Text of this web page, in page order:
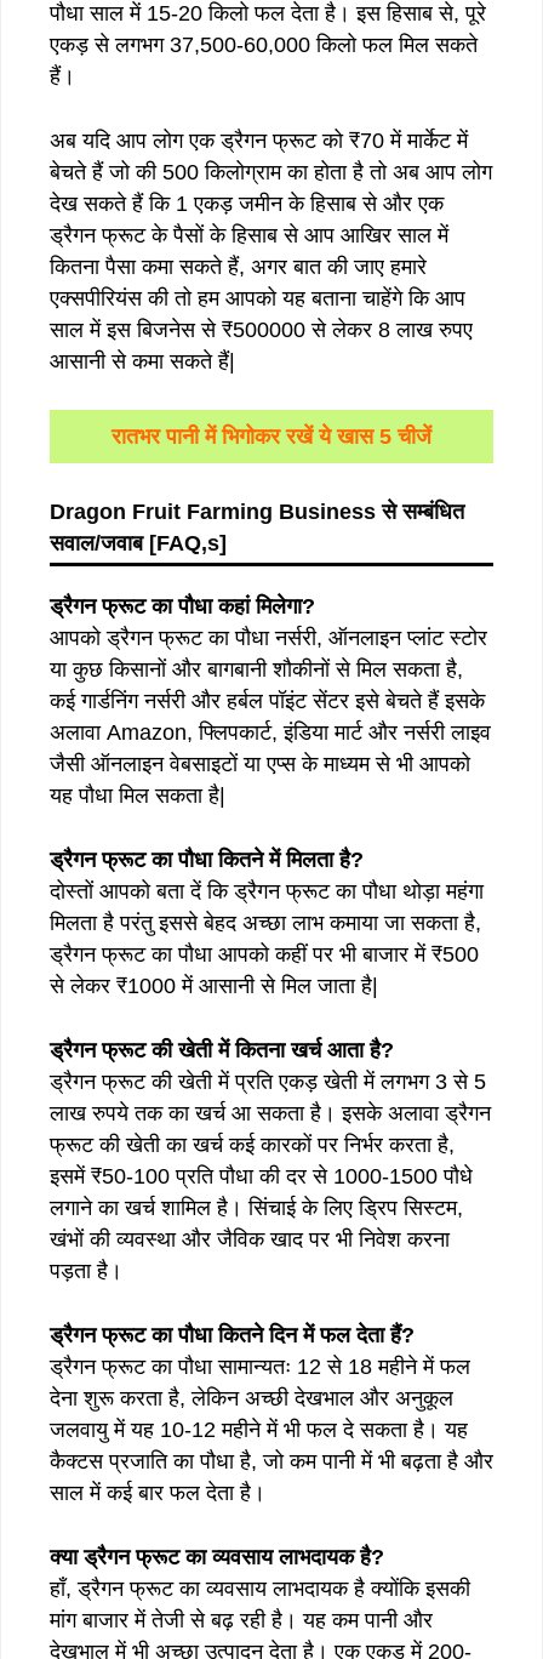
पौधा साल में 15-20 किलो फल देता है। इस हिसाब से, पूरे
एकड़ से लगभग 37,500-60,000 किलो फल मिल सकते
हैं।
अब यदि आप लोग एक ड्रैगन फ्रूट को ₹70 में मार्केट में
बेचते हैं जो की 500 किलोग्राम का होता है तो अब आप लोग
देख सकते हैं कि 1 एकड़ जमीन के हिसाब से और एक
ड्रैगन फ्रूट के पैसों के हिसाब से आप आखिर साल में
कितना पैसा कमा सकते हैं, अगर बात की जाए हमारे
एक्सपीरियंस की तो हम आपको यह बताना चाहेंगे कि आप
साल में इस बिजनेस से ₹500000 से लेकर 8 लाख रुपए
आसानी से कमा सकते हैं|
रातभर पानी में भिगोकर रखें ये खास 5 चीजें
Dragon Fruit Farming Businessसे सम्बंधित
सवाल/जवाब [FAQ,s]
ड्रैगन फ्रूट का पौधा कहां मिलेगा?
आपको ड्रैगन फ्रूट का पौधा नर्सरी, ऑनलाइन प्लांट स्टोर
या कुछ किसानों और बागबानी शौकीनों से मिल सकता है,
कई गार्डनिंग नर्सरी और हर्बल पॉइंट सेंटर इसे बेचते हैं इसके
अलावा Amazon, फ्लिपकार्ट, इंडिया मार्ट और नर्सरी लाइव
जैसी ऑनलाइन वेबसाइटों या एप्स के माध्यम से भी आपको
यह पौधा मिल सकता है|
ड्रैगन फ्रूट का पौधा कितने में मिलता है?
दोस्तों आपको बता दें कि ड्रैगन फ्रूट का पौधा थोड़ा महंगा
मिलता है परंतु इससे बेहद अच्छा लाभ कमाया जा सकता है,
ड्रैगन फ्रूट का पौधा आपको कहीं पर भी बाजार में ₹500
से लेकर ₹1000 में आसानी से मिल जाता है|
ड्रैगन फ्रूट की खेती में कितना खर्च आता है?
ड्रैगन फ्रूट की खेती में प्रति एकड़ खेती में लगभग 3 से 5
लाख रुपये तक का खर्च आ सकता है। इसके अलावा ड्रैगन
फ्रूट की खेती का खर्च कई कारकों पर निर्भर करता है,
इसमें ₹50-100 प्रति पौधा की दर से 1000-1500 पौधे
लगाने का खर्च शामिल है। सिंचाई के लिए ड्रिप सिस्टम,
खंभों की व्यवस्था और जैविक खाद पर भी निवेश करना
पड़ता है।
ड्रैगन फ्रूट का पौधा कितने दिन में फल देता हैं?
ड्रैगन फ्रूट का पौधा सामान्यतः 12 से 18 महीने में फल
देना शुरू करता है, लेकिन अच्छी देखभाल और अनुकूल
जलवायु में यह 10-12 महीने में भी फल दे सकता है। यह
कैक्टस प्रजाति का पौधा है, जो कम पानी में भी बढ़ता है और
साल में कई बार फल देता है।
क्या ड्रैगन फ्रूट का व्यवसाय लाभदायक है?
हाँ, ड्रैगन फ्रूट का व्यवसाय लाभदायक है क्योंकि इसकी
मांग बाजार में तेजी से बढ़ रही है। यह कम पानी और
देखभाल में भी अच्छा उत्पादन देता है। एक एकड़ में 200-